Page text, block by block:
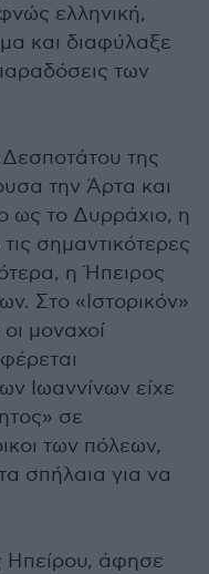
ελληνική,
και διαφύλαξε
των
της
την Άρτα και
ως το Δυρράχιο, η
σημαντικότερες
η Ήπειρος
Στο «Ιστορικόν»
μοναχοί
Ιωαννίνων είχε
σε
των πόλεων,
σπήλαια για να
Ηπείρου, άφησε